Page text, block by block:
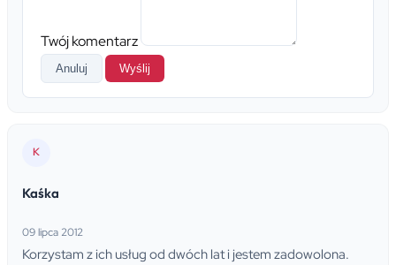
Twój komentarz
Anuluj Wyślij
K
Kaśka
09 lipca 2012
Korzystam z ich usług od dwóch lat i jestem zadowolona.